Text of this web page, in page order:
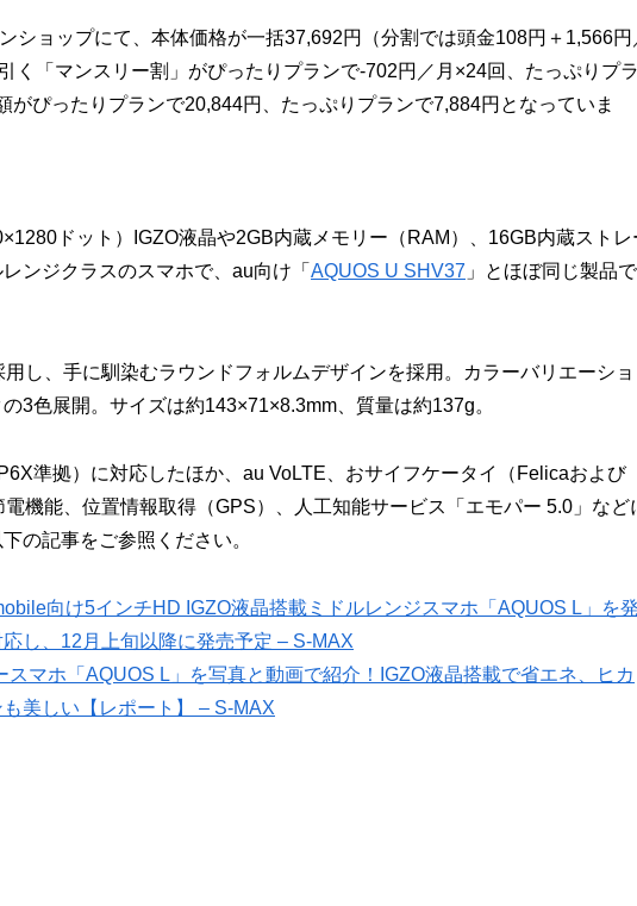
ショップにて、本体価格が一括37,692円（分割では頭金108円＋1,566円
く「マンスリー割」がぴったりプランで-702円／月×24回、たっぷりプラ
がぴったりプランで20,844円、たっぷりプランで7,884円となっていま
ドット）IGZO液晶や2GB内蔵メモリー（RAM）、16GB内蔵ストレ
ンジクラスのスマホで、au向け「 AQUOS U SHV37 」とほぼ同じ製品で
し、手に馴染むラウンドフォルムデザインを採用。カラーバリエーショ
3色展開。サイズは約143×71×8.3mm、質量は約137g。
準拠）に対応したほか、au VoLTE、おサイフケータイ（Felicaおよび
機能、位置情報取得（GPS）、人工知能サービス「エモパー 5.0」など
の記事をご参照ください。
向け5インチHD IGZO液晶搭載ミドルレンジスマホ「AQUOS L」を発
し、12月上旬以降に発売予定 – S-MAX
マホ「AQUOS L」を写真と動画で紹介！IGZO液晶搭載で省エネ、ヒカ
美しい【レポート】 – S-MAX